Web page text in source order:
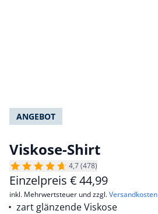
ANGEBOT
Viskose-Shirt
4,7 (478)
Einzelpreis €44,99
inkl. Mehrwertsteuer und zzgl.Versandkosten
zart glänzende Viskose